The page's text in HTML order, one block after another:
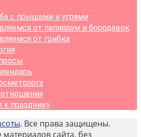
с прыщами и угрями
от папиллом и бородавок
от грибка
к празднику
. Все права защищены.
сайта, без